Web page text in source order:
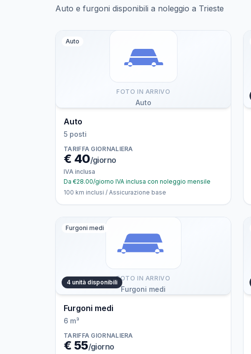
Auto e furgoni disponibili a noleggio a Trieste
FOTO IN ARRIVO
Auto
Auto
Auto
5 posti
TARIFFA GIORNALIERA
€ 40/giorno
IVA inclusa
Da €28.00/giorno IVA inclusa con noleggio mensile
100 km inclusi / Assicurazione base
FOTO IN ARRIVO
Furgoni medi
Furgoni medi
4 unità disponibili
Furgoni medi
6 m³
TARIFFA GIORNALIERA
€ 55/giorno